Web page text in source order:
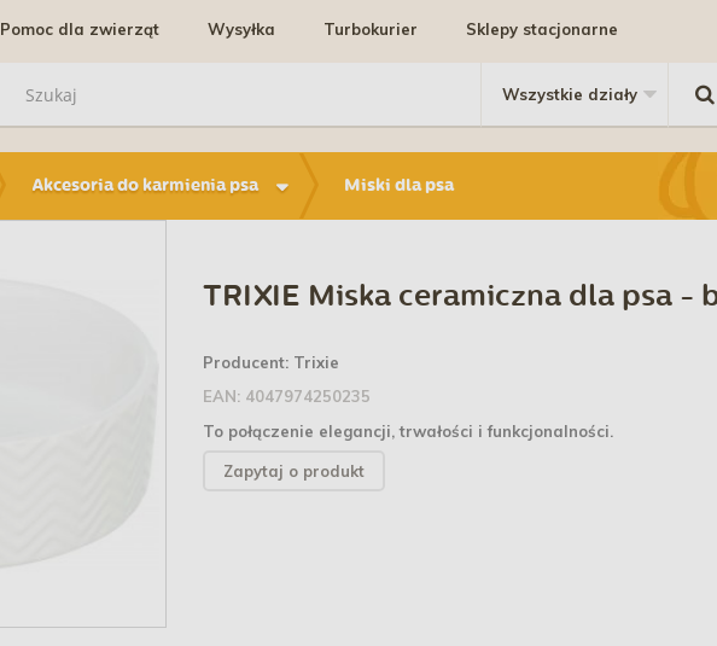
Pomoc dla zwierząt Wysyłka Turbokurier Sklepy stacjonarne
Akcesoria do karmienia psa Miski dla psa
TRIXIE Miska ceramiczna dla psa -
Producent: Trixie
EAN: 4047974250235
To połączenie elegancji, trwałości i funkcjonalności.
Zapytaj o produkt